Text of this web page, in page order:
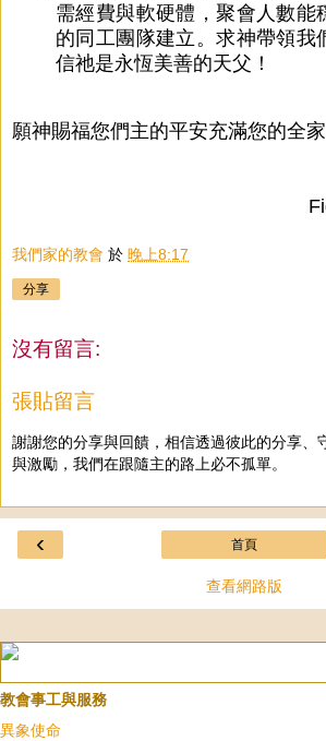
需經費與軟硬體，聚會人數能
的同工團隊建立。求神帶領我
信祂是永恆美善的天父！
願神賜福您們主的平安充滿您的全家
我們家的教會 於 晚上8:17
分享
沒有留言:
張貼留言
謝謝您的分享與回饋，相信透過彼此的分享、
與激勵，我們在跟隨主的路上必不孤單。
‹ 首頁
查看網路版
教會事工與服務
異象使命